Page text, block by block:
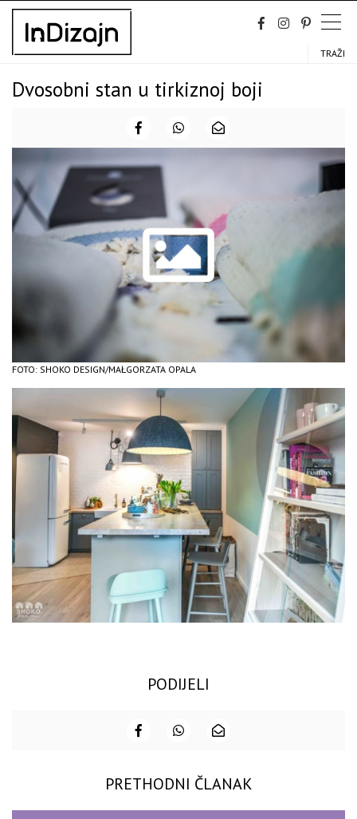
Skip
content
TRAŽI
Dvosobni stan u tirkiznoj boji
FOTO: SHOKO DESIGN/MAŁGORZATA OPALA
PODIJELI
PRETHODNI ČLANAK